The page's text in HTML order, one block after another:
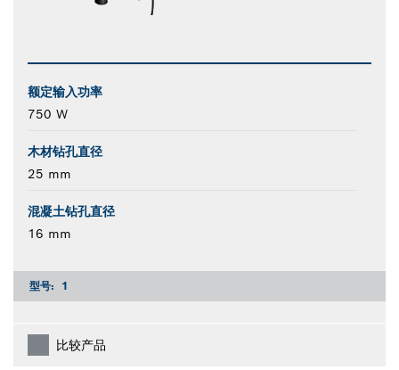
额定输入功率
750 W
木材钻孔直径
25 mm
混凝土钻孔直径
16 mm
型号: 1
比较产品